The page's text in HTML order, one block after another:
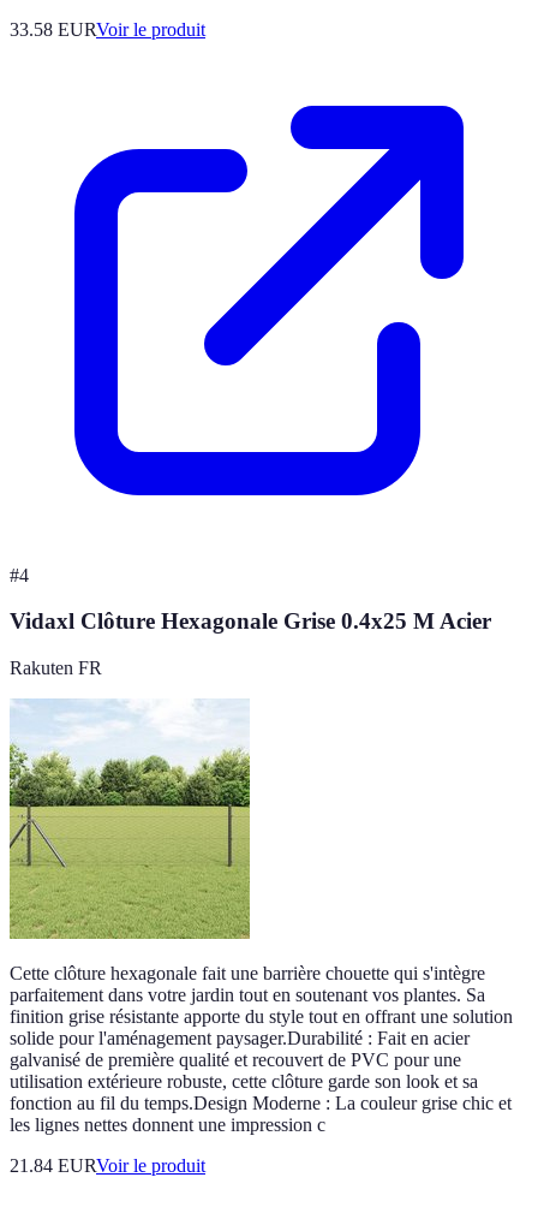
33.58 EURVoir le produit
#4
Vidaxl Clôture Hexagonale Grise 0.4x25 M Acier
Rakuten FR
Cette clôture hexagonale fait une barrière chouette qui s'intègre
parfaitement dans votre jardin tout en soutenant vos plantes. Sa
finition grise résistante apporte du style tout en offrant une solution
solide pour l'aménagement paysager.Durabilité : Fait en acier
galvanisé de première qualité et recouvert de PVC pour une
utilisation extérieure robuste, cette clôture garde son look et sa
fonction au fil du temps.Design Moderne : La couleur grise chic et
les lignes nettes donnent une impression c
21.84 EURVoir le produit